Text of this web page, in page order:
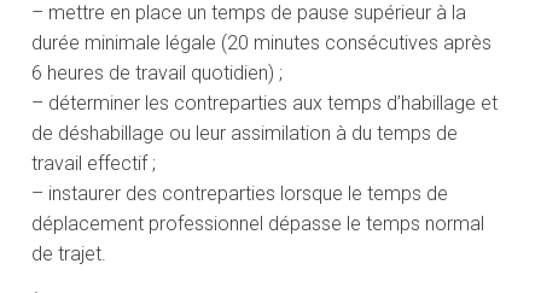
– mettre en place un temps de pause supérieur à la
durée minimale légale (20 minutes consécutives après
6 heures de travail quotidien) ;
– déterminer les contreparties aux temps d’habillage et
de déshabillage ou leur assimilation à du temps de
travail effectif ;
– instaurer des contreparties lorsque le temps de
déplacement professionnel dépasse le temps normal
de trajet.